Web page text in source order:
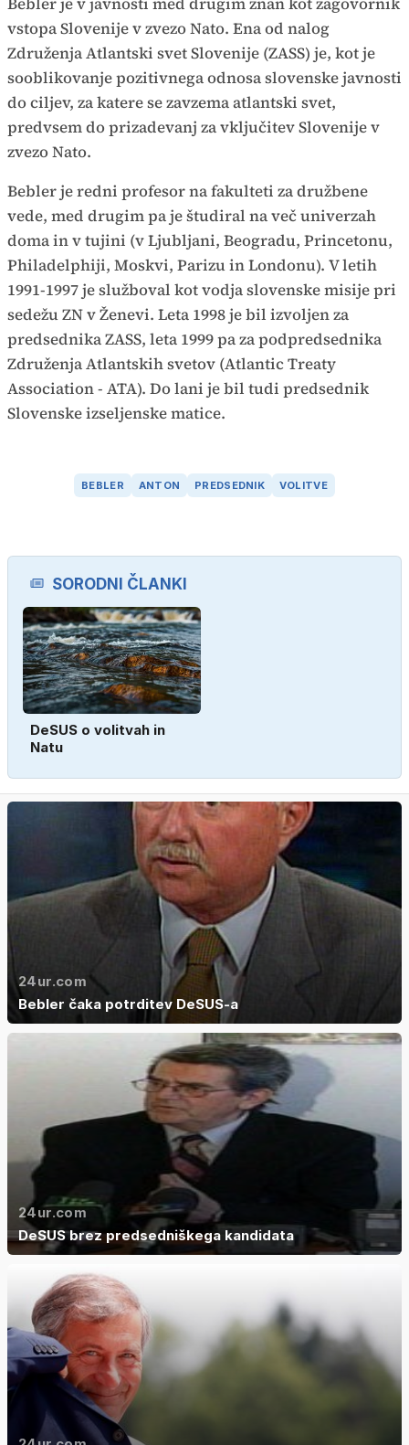
vstopa Slovenije v zvezo Nato. Ena od nalog
Združenja Atlantski svet Slovenije (ZASS) je, kot je
sooblikovanje pozitivnega odnosa slovenske javnosti
do ciljev, za katere se zavzema atlantski svet,
predvsem do prizadevanj za vključitev Slovenije v
zvezo Nato.
Bebler je redni profesor na fakulteti za družbene
vede, med drugim pa je študiral na več univerzah
doma in v tujini (v Ljubljani, Beogradu, Princetonu,
Philadelphiji, Moskvi, Parizu in Londonu). V letih
1991-1997 je služboval kot vodja slovenske misije pri
sedežu ZN v Ženevi. Leta 1998 je bil izvoljen za
predsednika ZASS, leta 1999 pa za podpredsednika
Združenja Atlantskih svetov (Atlantic Treaty
Association - ATA). Do lani je bil tudi predsednik
Slovenske izseljenske matice.
BEBLER ANTON PREDSEDNIK VOLITVE
SORODNI ČLANKI
DeSUS o volitvah in
Natu
24ur.com
Bebler čaka potrditev DeSUS-a
24ur.com
DeSUS brez predsedniškega kandidata